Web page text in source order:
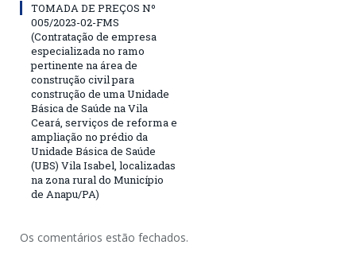
TOMADA DE PREÇOS Nº
005/2023-02-FMS
(Contratação de empresa
especializada no ramo
pertinente na área de
construção civil para
construção de uma Unidade
Básica de Saúde na Vila
Ceará, serviços de reforma e
ampliação no prédio da
Unidade Básica de Saúde
(UBS) Vila Isabel, localizadas
na zona rural do Município
de Anapu/PA)
Os comentários estão fechados.